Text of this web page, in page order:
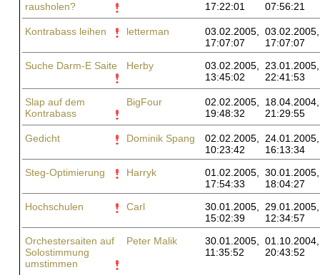
rausholen?
17:22:01
07:56:21
Kontrabass leihen letterman
03.02.2005,
17:07:07
03.02.2005,
17:07:07
Suche Darm-E Saite
Herby
03.02.2005,
13:45:02
23.01.2005,
22:41:53
Slap auf dem
Kontrabass
BigFour
02.02.2005,
19:48:32
18.04.2004,
21:29:55
Gedicht Dominik Spang
02.02.2005,
10:23:42
24.01.2005,
16:13:34
Steg-Optimierung
Harryk
01.02.2005,
17:54:33
30.01.2005,
18:04:27
Hochschulen
Carl
30.01.2005,
15:02:39
29.01.2005,
12:34:57
Orchestersaiten auf
Solostimmung
umstimmen
Peter Malik
30.01.2005,
11:35:52
01.10.2004,
20:43:52